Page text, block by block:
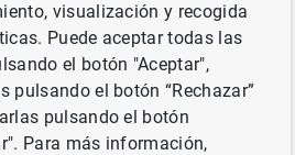
visualización y recogida
Puede aceptar todas las
el botón "Aceptar",
pulsando el botón “Rechazar”
pulsando el botón
Para más información,